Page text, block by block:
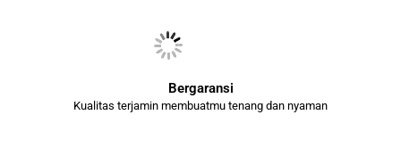
Bergaransi
Kualitas terjamin membuatmu tenang dan nyaman